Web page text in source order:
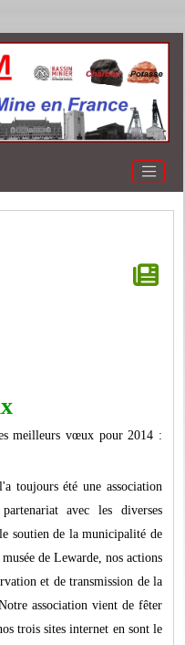
meilleurs vœux pour 2014 :
toujours été une association
avec les diverses
soutien de la municipalité de
de Lewarde, nos actions
et de transmission de la
association vient de fêter
trois sites internet en sont le